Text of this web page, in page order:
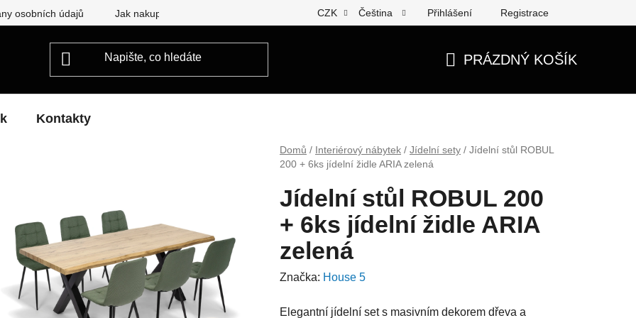
osobních údajů Jak nakupovat CZK Čeština Přihlášení Registrace
PRÁZDNÝ KOŠÍK
Kontakty
Domů / Interiérový nábytek / Jídelní sety / Jídelní stůl ROBUL
200 + 6ks jídelní židle ARIA zelená
Jídelní stůl ROBUL 200
+ 6ks jídelní židle ARIA
zelená
Značka: House 5
Elegantní jídelní set s masivním dekorem dřeva a